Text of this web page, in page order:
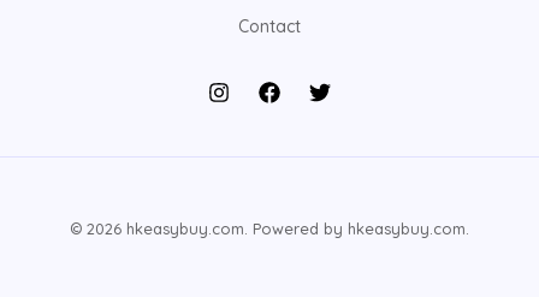
Contact
© 2026 hkeasybuy.com. Powered by hkeasybuy.com.